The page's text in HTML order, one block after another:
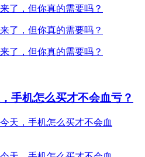
手机怎么买才不会血亏？